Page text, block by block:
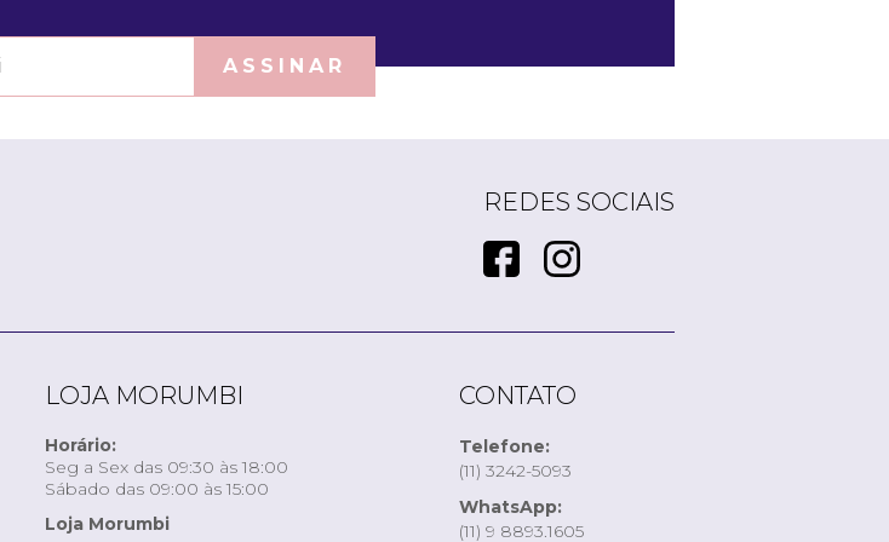
ASSINAR
REDES SOCIAIS
LOJA MORUMBI
Horário:
Seg a Sex das 09:30 às 18:00
Sábado das 09:00 às 15:00
Loja Morumbi
CONTATO
Telefone:
(11) 3242-5093
WhatsApp:
(11) 9 8893.1605